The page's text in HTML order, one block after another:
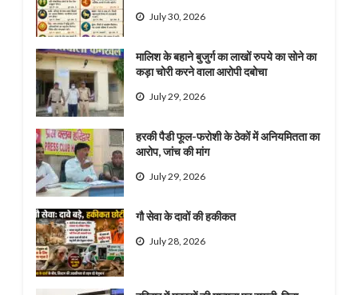
July 30, 2026
मालिश के बहाने बुजुर्ग का लाखों रुपये का सोने का
कड़ा चोरी करने वाला आरोपी दबोचा
July 29, 2026
हरकी पैडी फूल-फरोशी के ठेकों में अनियमितता का
आरोप, जांच की मांग
July 29, 2026
गौ सेवा के दावों की हकीकत
July 28, 2026